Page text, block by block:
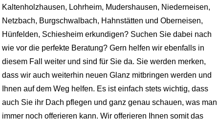
Kaltenholzhausen, Lohrheim, Mudershausen, Niederneisen,
Netzbach, Burgschwalbach, Hahnstätten und Oberneisen,
Hünfelden, Schiesheim erkundigen? Suchen Sie dabei nach
wie vor die perfekte Beratung? Gern helfen wir ebenfalls in
diesem Fall weiter und sind für Sie da. Sie werden merken,
dass wir auch weiterhin neuen Glanz mitbringen werden und
Ihnen auf dem Weg helfen. Es ist einfach stets wichtig, dass
auch Sie ihr Dach pflegen und ganz genau schauen, was man
immer noch offerieren kann. Wir offerieren Ihnen somit das